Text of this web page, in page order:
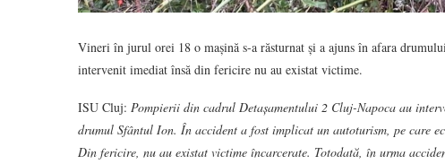
Vineri în jurul orei 18 o mașină s-a răsturnat și a ajuns în afara
intervenit imediat însă din fericire nu au existat victime.
ISU Cluj: Pompierii din cadrul Detașamentului 2 Cluj-Napoca au
drumul Sfântul Ion. În accident a fost implicat un autoturism, pe care
Din fericire, nu au existat victime încarcerate. Totodată, în urma